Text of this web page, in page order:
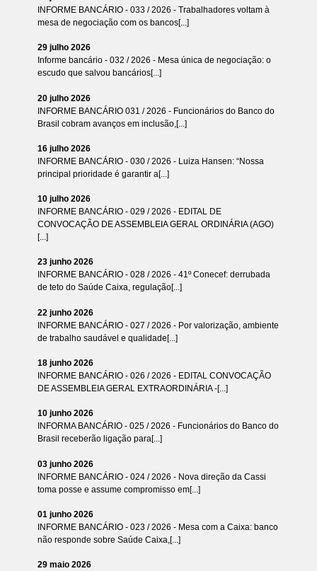
INFORME BANCÁRIO - 033 / 2026 - Trabalhadores voltam à
mesa de negociação com os bancos[...]
29 julho 2026
Informe bancário - 032 / 2026 - Mesa única de negociação: o
escudo que salvou bancários[...]
20 julho 2026
INFORME BANCÁRIO 031 / 2026 - Funcionários do Banco do
Brasil cobram avanços em inclusão,[...]
16 julho 2026
INFORME BANCÁRIO - 030 / 2026 - Luiza Hansen: “Nossa
principal prioridade é garantir a[...]
10 julho 2026
INFORME BANCÁRIO - 029 / 2026 - EDITAL DE
CONVOCAÇÃO DE ASSEMBLEIA GERAL ORDINÁRIA (AGO)
[...]
23 junho 2026
INFORME BANCÁRIO - 028 / 2026 - 41º Conecef: derrubada
de teto do Saúde Caixa, regulação[...]
22 junho 2026
INFORME BANCÁRIO - 027 / 2026 - Por valorização, ambiente
de trabalho saudável e qualidade[...]
18 junho 2026
INFORME BANCÁRIO - 026 / 2026 - EDITAL CONVOCAÇÃO
DE ASSEMBLEIA GERAL EXTRAORDINÁRIA -[...]
10 junho 2026
INFORMA BANCÁRIO - 025 / 2026 - Funcionários do Banco do
Brasil receberão ligação para[...]
03 junho 2026
INFORME BANCÁRIO - 024 / 2026 - Nova direção da Cassi
toma posse e assume compromisso em[...]
01 junho 2026
INFORME BANCÁRIO - 023 / 2026 - Mesa com a Caixa: banco
não responde sobre Saúde Caixa,[...]
29 maio 2026